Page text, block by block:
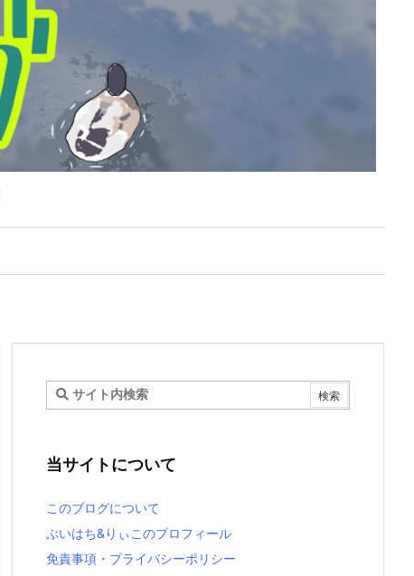
当サイトについて
このブログについて
ぶいはち&りぃこのプロフィール
免責事項・プライバシーポリシー